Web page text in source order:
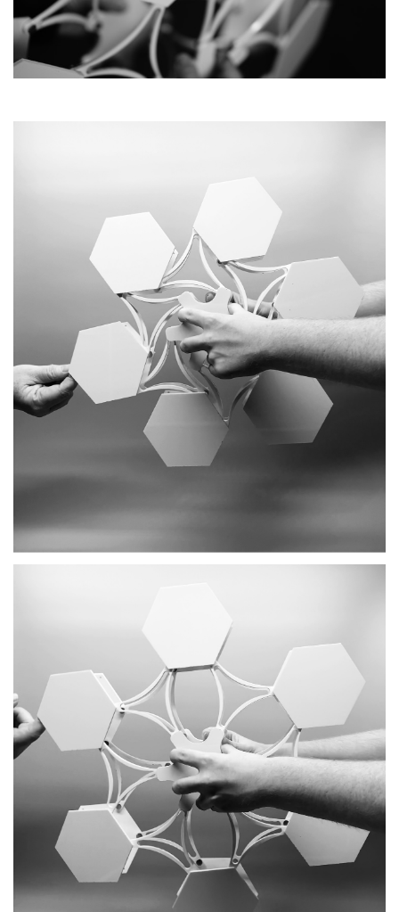
Transfer und Kooperation
Produktgestaltung B.A.
Strategische Gestaltung M.A.